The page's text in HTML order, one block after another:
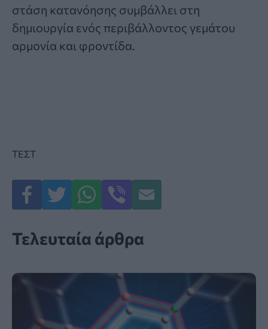
στάση κατανόησης συμβάλλει στη
δημιουργία ενός περιβάλλοντος γεμάτου
αρμονία και φροντίδα.
ΤΕΣΤ
Τελευταία άρθρα